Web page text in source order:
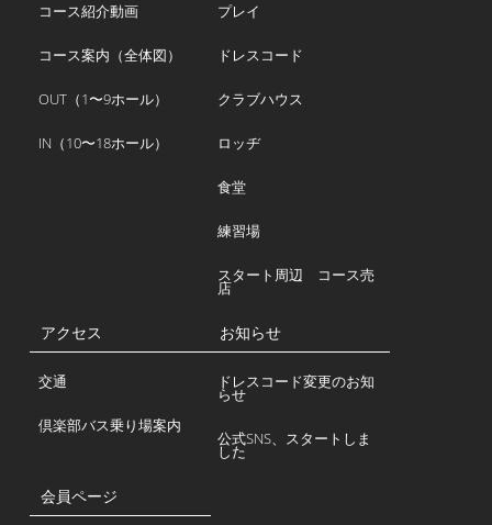
コース紹介動画
コース案内（全体図）
OUT（1〜9ホール）
IN（10〜18ホール）
プレイ
ドレスコード
クラブハウス
ロッヂ
食堂
練習場
スタート周辺 コース売
店
アクセス
交通
倶楽部バス乗り場案内
お知らせ
ドレスコード変更のお知
らせ
公式SNS、スタートしま
した
会員ページ